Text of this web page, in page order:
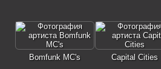
Bomfunk MC's Capital Cities